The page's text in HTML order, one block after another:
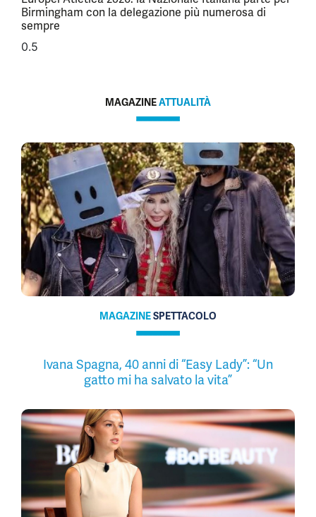
Birmingham con la delegazione più numerosa di
sempre
MAGAZINEATTUALITÀ
MAGAZINESPETTACOLO
Ivana Spagna, 40 anni di “Easy Lady”: “Un
gatto mi ha salvato la vita”